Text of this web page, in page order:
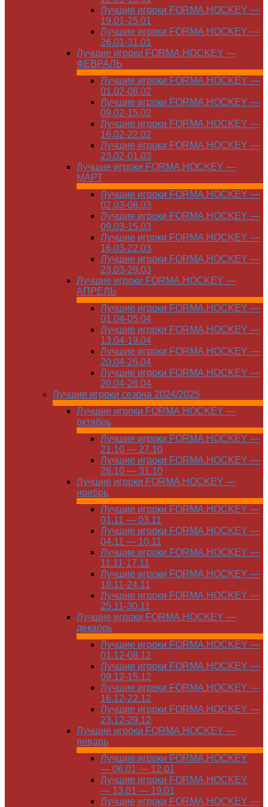
Лучшие игроки FORMA.HOCKEY —
19.01-25.01
Лучшие игроки FORMA.HOCKEY —
26.01-31.01
Лучшие игроки FORMA.HOCKEY —
ФЕВРАЛЬ
Лучшие игроки FORMA.HOCKEY —
01.02-08.02
Лучшие игроки FORMA.HOCKEY —
09.02-15.02
Лучшие игроки FORMA.HOCKEY —
16.02-22.02
Лучшие игроки FORMA.HOCKEY —
23.02-01.03
Лучшие игроки FORMA.HOCKEY —
МАРТ
Лучшие игроки FORMA.HOCKEY —
02.03-08.03
Лучшие игроки FORMA.HOCKEY —
09.03-15.03
Лучшие игроки FORMA.HOCKEY —
16.03-22.03
Лучшие игроки FORMA.HOCKEY —
23.03-29.03
Лучшие игроки FORMA.HOCKEY —
АПРЕЛЬ
Лучшие игроки FORMA.HOCKEY —
01.04-05.04
Лучшие игроки FORMA.HOCKEY —
13.04-19.04
Лучшие игроки FORMA.HOCKEY —
20.04-26.04
Лучшие игроки FORMA.HOCKEY —
20.04-26.04
Лучшие игроки сезона 2024/2025
Лучшие игроки FORMA.HOCKEY —
октябрь
Лучшие игроки FORMA.HOCKEY —
21.10 — 27.10
Лучшие игроки FORMA.HOCKEY —
28.10 — 31.10
Лучшие игроки FORMA.HOCKEY —
ноябрь
Лучшие игроки FORMA.HOCKEY —
01.11 — 03.11
Лучшие игроки FORMA.HOCKEY —
04.11 — 10.11
Лучшие игроки FORMA.HOCKEY —
11.11-17.11
Лучшие игроки FORMA.HOCKEY —
18.11-24.11
Лучшие игроки FORMA.HOCKEY —
25.11-30.11
Лучшие игроки FORMA.HOCKEY —
декабрь
Лучшие игроки FORMA.HOCKEY —
01.12-08.12
Лучшие игроки FORMA.HOCKEY —
09.12-15.12
Лучшие игроки FORMA.HOCKEY —
16.12-22.12
Лучшие игроки FORMA.HOCKEY —
23.12-29.12
Лучшие игроки FORMA.HOCKEY —
январь
Лучшие игроки FORMA.HOCKEY
— 06.01 — 12.01
Лучшие игроки FORMA.HOCKEY
— 13.01 — 19.01
Лучшие игроки FORMA.HOCKEY —